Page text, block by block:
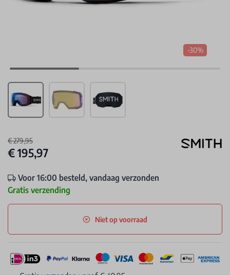
-30%
€ 279,95
€ 195,97
Voor 16:00 besteld, vandaag verzonden
Gratis verzending
Niet op voorraad